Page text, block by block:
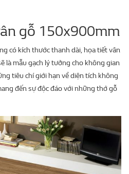
gỗ 150x900mm
có kích thước thanh dài, họa tiết vân
là mẫu gạch lý tưởng cho không gian
tiêu chí giới hạn về diện tích không
đến sự độc đáo với những thớ gỗ